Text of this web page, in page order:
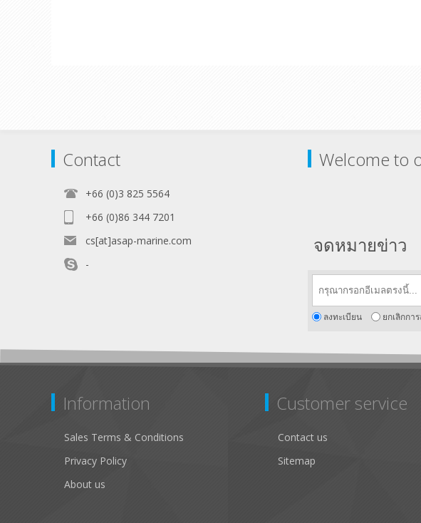
Contact
+66 (0)3 825 5564
+66 (0)86 344 7201
cs[at]asap-marine.com
-
Welcome to
จดหมายข่าว
ลงทะเบียน ยกเลิกกา
Information
Sales Terms & Conditions
Privacy Policy
About us
Customer service
Contact us
Sitemap